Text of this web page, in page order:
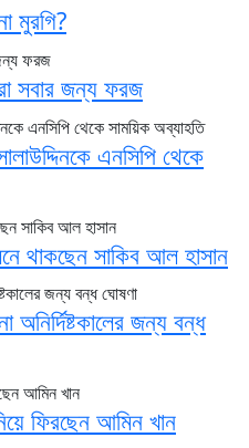
মুরগি?
সবার জন্য ফরজ
এনসিপি থেকে
থাকছেন সাকিব আল হাসান
জন্য বন্ধ
ফিরছেন আমিন খান